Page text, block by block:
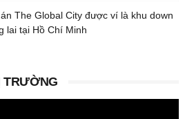
The Global City được ví là khu down
lai tại Hồ Chí Minh
TRƯỜNG